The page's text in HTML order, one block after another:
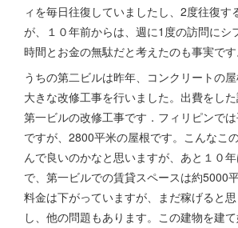
ィを毎日往復していましたし、2度往復す
が、１０年前からは、週に1度の訪問にシ
時間とお金の無駄だと考えたのも事実です
うちの第二ビルは昨年、コンクリートの
大きな改修工事を行いました。出費をし
第一ビルの改修工事です．フィリピンで
ですが、2800平米の屋根です。こんなこ
んで良いのかなと思いますが、あと１０
で、第一ビルでの賃貸スペースは約5000
料金は下がっていますが、まだ稼げると
し、他の問題もあります。この建物を建